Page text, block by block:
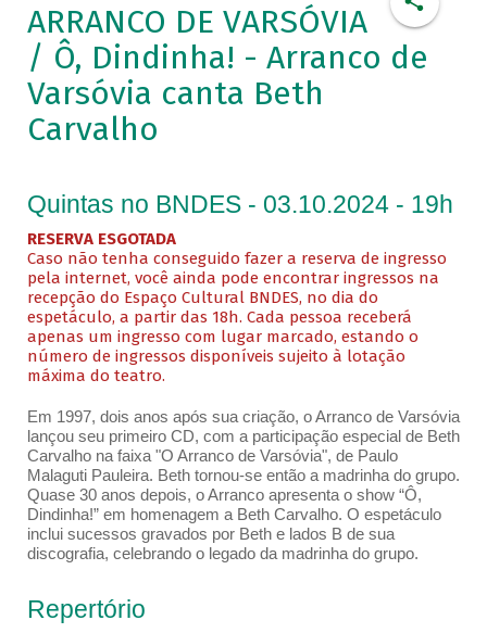
ARRANCO DE VARSÓVIA
/ Ô, Dindinha! - Arranco de
Varsóvia canta Beth
Carvalho
Quintas no BNDES - 03.10.2024 - 19h
RESERVA ESGOTADA
Caso não tenha conseguido fazer a reserva de ingresso
pela internet, você ainda pode encontrar ingressos na
recepção do Espaço Cultural BNDES, no dia do
espetáculo, a partir das 18h. Cada pessoa receberá
apenas um ingresso com lugar marcado, estando o
número de ingressos disponíveis sujeito à lotação
máxima do teatro.
Em 1997, dois anos após sua criação, o Arranco de Varsóvia
lançou seu primeiro CD, com a participação especial de Beth
Carvalho na faixa "O Arranco de Varsóvia", de Paulo
Malaguti Pauleira. Beth tornou-se então a madrinha do grupo.
Quase 30 anos depois, o Arranco apresenta o show “Ô,
Dindinha!” em homenagem a Beth Carvalho. O espetáculo
inclui sucessos gravados por Beth e lados B de sua
discografia, celebrando o legado da madrinha do grupo.
Repertório